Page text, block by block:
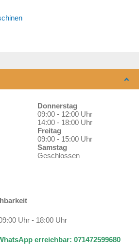
Donnerstag
09:00 - 12:00 Uhr
14:00 - 18:00 Uhr
Freitag
09:00 - 15:00 Uhr
Samstag
Geschlossen
Uhr - 18:00 Uhr
erreichbar: 071472599680